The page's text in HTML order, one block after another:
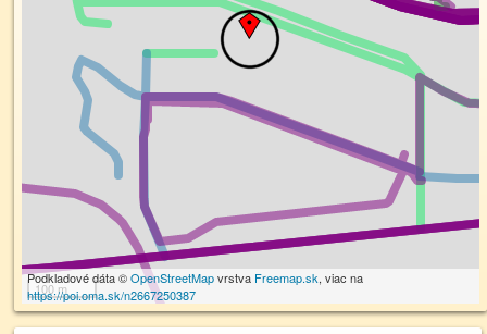
100 m
Podkladové dáta ©OpenStreetMapvrstva Freemap.sk, viac na
https://poi.oma.sk/n2667250387